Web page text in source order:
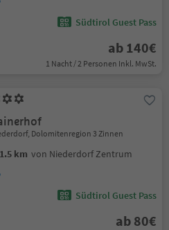
Südtirol Guest Pass
ab 140€
1 Nacht / 2 Personen Inkl. MwSt.
Dolomitenregion 3 Zinnen
1.5 km von Niederdorf Zentrum
Südtirol Guest Pass
ab 80€